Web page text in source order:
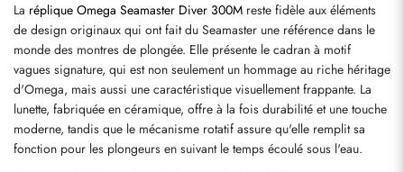
La réplique Omega Seamaster Diver 300M reste fidèle aux éléments
de design originaux qui ont fait du Seamaster une référence dans le
monde des montres de plongée. Elle présente le cadran à motif
vagues signature, qui est non seulement un hommage au riche héritage
d'Omega, mais aussi une caractéristique visuellement frappante. La
lunette, fabriquée en céramique, offre à la fois durabilité et une touche
moderne, tandis que le mécanisme rotatif assure qu'elle remplit sa
fonction pour les plongeurs en suivant le temps écoulé sous l'eau.